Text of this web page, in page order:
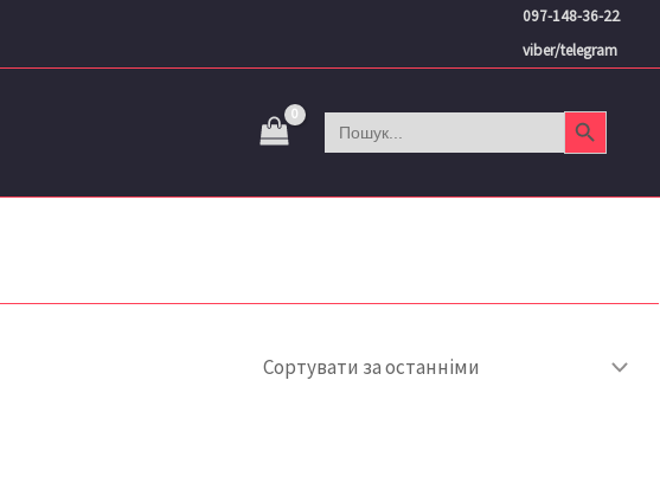
097-148-36-22
viber/telegram
Search
for:
Search Button